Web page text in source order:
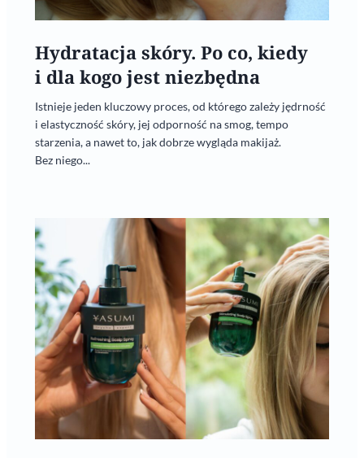
Hydratacja skóry. Po co, kiedy
i dla kogo jest niezbędna
Istnieje jeden kluczowy proces, od którego zależy jędrność
i elastyczność skóry, jej odporność na smog, tempo
starzenia, a nawet to, jak dobrze wygląda makijaż.
Bez niego...